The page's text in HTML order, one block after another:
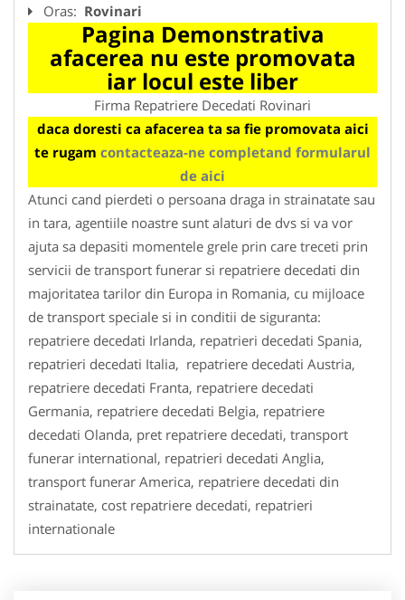
Oras: Rovinari
Pagina Demonstrativa
afacerea nu este promovata
iar locul este liber
Firma Repatriere Decedati Rovinari
daca doresti ca afacerea ta sa fie promovata aici
te rugam contacteaza-ne completand formularul
de aici
Atunci cand pierdeti o persoana draga in strainatate sau
in tara, agentiile noastre sunt alaturi de dvs si va vor
ajuta sa depasiti momentele grele prin care treceti prin
servicii de transport funerar si repatriere decedati din
majoritatea tarilor din Europa in Romania, cu mijloace
de transport speciale si in conditii de siguranta:
repatriere decedati Irlanda, repatrieri decedati Spania,
repatrieri decedati Italia, repatriere decedati Austria,
repatriere decedati Franta, repatriere decedati
Germania, repatriere decedati Belgia, repatriere
decedati Olanda, pret repatriere decedati, transport
funerar international, repatrieri decedati Anglia,
transport funerar America, repatriere decedati din
strainatate, cost repatriere decedati, repatrieri
internationale